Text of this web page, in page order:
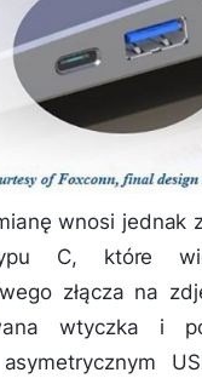
wnosi jednak
C, które
złącza na
wtyczka i